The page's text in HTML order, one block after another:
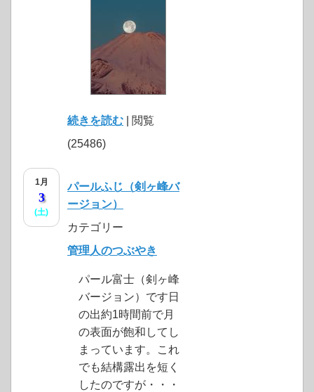
続きを読む | 閲覧
(25486)
1月
3
(土)
パールふじ（剣ヶ峰バ
ージョン）
カテゴリー
管理人のつぶやき
パール富士（剣ヶ峰
バージョン）です日
の出約1時間前で月
の表面が飽和してし
まっています。これ
でも結構露出を短く
したのですが・・・